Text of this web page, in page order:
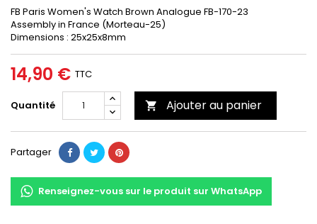
FB Paris Women's Watch Brown Analogue FB-170-23
Assembly in France (Morteau-25)
Dimensions : 25x25x8mm
14,90 € TTC
Quantité  Ajouter au panier
Partager
Renseignez-vous sur le produit sur WhatsApp